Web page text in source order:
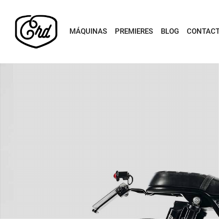
MÁQUINAS PREMIERES BLOG